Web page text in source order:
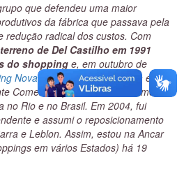
que defendeu uma maior
da fábrica que passava pela
redução radical dos custos. Com
de Del Castilho em 1991
do shopping e, em outubro de
Nova América , que na época era
Comercial, pelo meu conhecimento
no Rio e no Brasil. Em 2004, fui
e assumi o reposicionamento
e Leblon. Assim, estou na Ancar
em vários Estados) há 19